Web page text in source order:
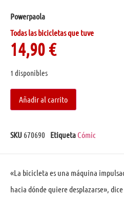
Powerpaola
Todas las bicicletas que tuve
14,90€
1 disponibles
Añadir al carrito
SKU 670690 EtiquetaCómic
«La bicicleta es una máquina
hacia dónde quiere desplazarse»,